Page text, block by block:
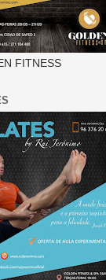
FITNESS